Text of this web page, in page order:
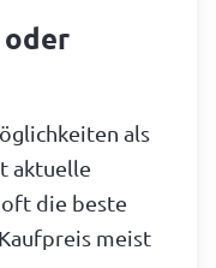
oder
als
aktuelle
oft die beste
meist